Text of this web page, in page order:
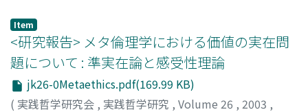
Item
<研究報告> メタ倫理学における価値の実在問
題について : 準実在論と感受性理論
jk26-0Metaethics.pdf(169.99 KB)
( 実践哲学研究会 , 実践哲学研究 , Volume 26 , 2003 ,